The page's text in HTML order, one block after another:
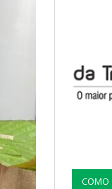
COMO